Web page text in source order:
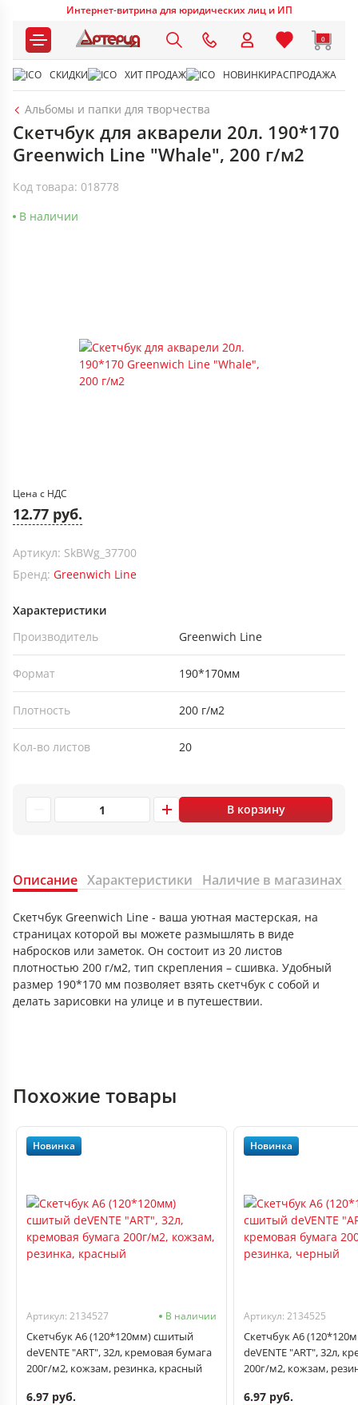
Интернет-витрина для юридических лиц и ИП
0
СКИДКИ ХИТ ПРОДАЖ НОВИНКИРАСПРОДАЖА
Альбомы и папки для творчества
Скетчбук для акварели 20л. 190*170
Greenwich Line "Whale", 200 г/м2
Код товара: 018778
В наличии
Цена с НДС
12.77 руб.
Артикул: SkBWg_37700
Бренд: Greenwich Line
Характеристики
Производитель
Greenwich Line
Формат 190*170мм
Плотность 200 г/м2
Кол-во листов 20
В корзину
Описание Характеристики Наличие в магазинах
Скетчбук Greenwich Line - ваша уютная мастерская, на
страницах которой вы можете размышлять в виде
набросков или заметок. Он состоит из 20 листов
плотностью 200 г/м2, тип скрепления – сшивка. Удобный
размер 190*170 мм позволяет взять скетчбук с собой и
делать зарисовки на улице и в путешествии.
Похожие товары
Новинка
Артикул: 2134527 В наличии
Скетчбук А6 (120*120мм) сшитый
deVENTE "ART", 32л, кремовая бумага
200г/м2, кожзам, резинка, красный
6.97 руб.
Новинка
Артикул: 2134525
Скетчбук А6
deVENTE "ART", 32л,
200г/м2, кожзам,
6.97 руб.